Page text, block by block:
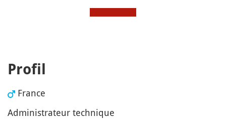
Profil
France
Administrateur technique